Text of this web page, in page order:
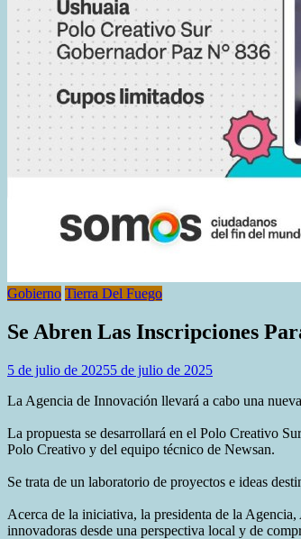
Gobierno Tierra Del Fuego
Se Abren Las Inscripciones
5 de julio de 20255 de julio de 2025
La Agencia de Innovación llevará a cabo una
La propuesta se desarrollará en el Polo Creativo
Polo Creativo y del equipo técnico de Newsan.
Se trata de un laboratorio de proyectos e ideas
Acerca de la iniciativa, la presidenta de la
innovadoras desde una perspectiva local y de